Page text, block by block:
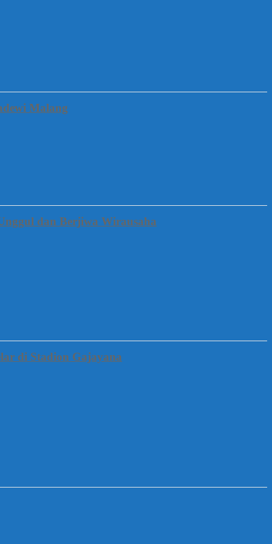
Malang
dan Berjiwa Wirausaha
di Stadion Gajayana